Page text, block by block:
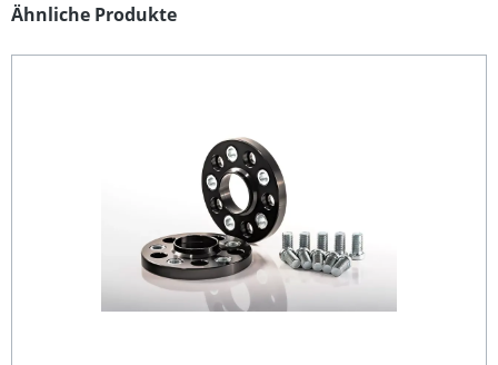
Produktgalerie überspringen
Ähnliche Produkte